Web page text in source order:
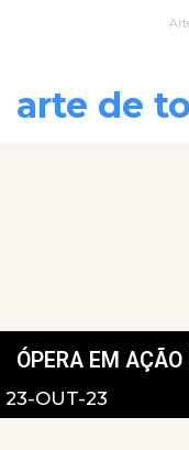
arte de
ÓPERA EM
23-OUT-23